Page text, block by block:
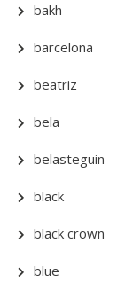
bakh
barcelona
beatriz
bela
belasteguin
black
black crown
blue